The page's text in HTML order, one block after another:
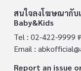
สนใจลงโฆษณากับ
Baby&Kids
Tel : 02-422-9999
Email :
Report an issue